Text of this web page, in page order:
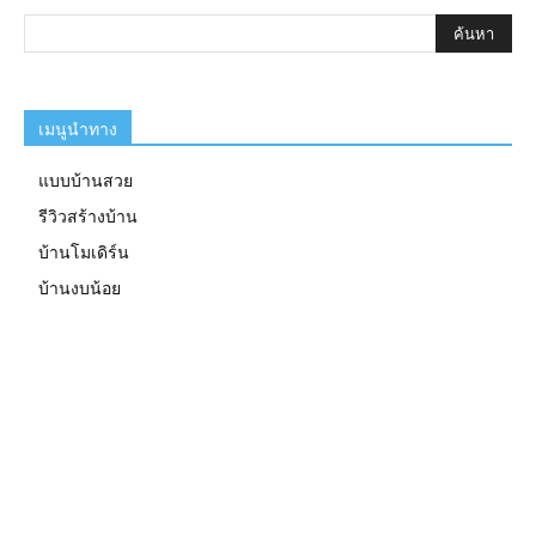
เมนูนำทาง
แบบบ้านสวย
รีวิวสร้างบ้าน
บ้านโมเดิร์น
บ้านงบน้อย